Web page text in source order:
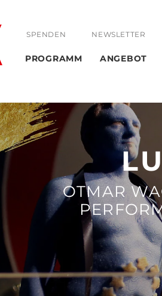
SPENDEN NEWSLETTER
PROGRAMM ANGEBOT
OTMAR